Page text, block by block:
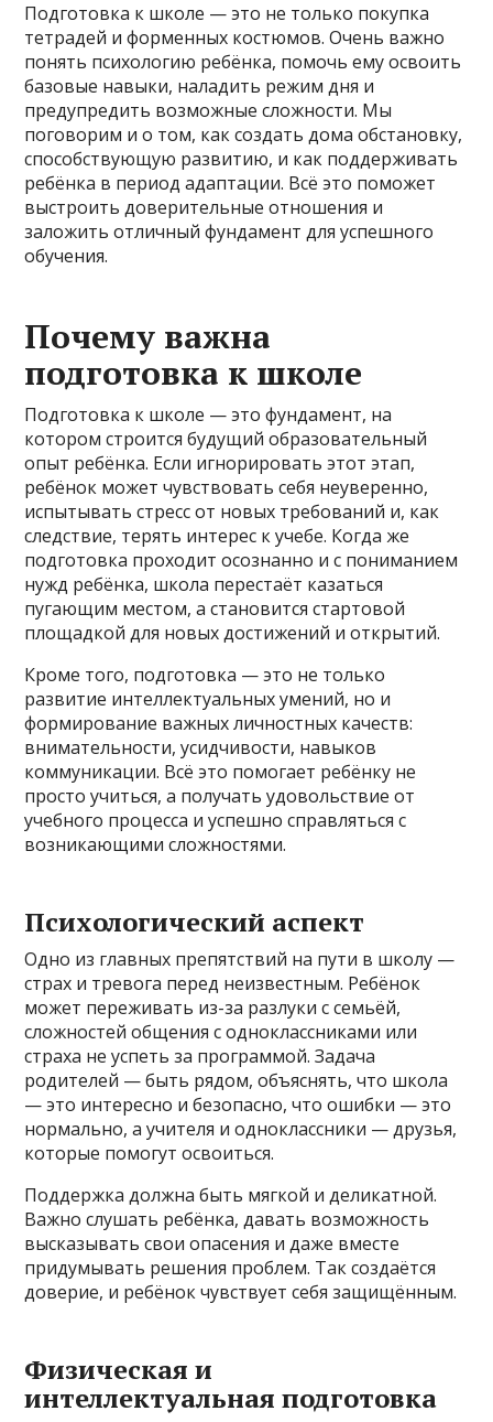
Подготовка к школе — это не только покупка
тетрадей и форменных костюмов. Очень важно
понять психологию ребёнка, помочь ему освоить
базовые навыки, наладить режим дня и
предупредить возможные сложности. Мы
поговорим и о том, как создать дома обстановку,
способствующую развитию, и как поддерживать
ребёнка в период адаптации. Всё это поможет
выстроить доверительные отношения и
заложить отличный фундамент для успешного
обучения.
Почему важна
подготовка к школе
Подготовка к школе — это фундамент, на
котором строится будущий образовательный
опыт ребёнка. Если игнорировать этот этап,
ребёнок может чувствовать себя неуверенно,
испытывать стресс от новых требований и, как
следствие, терять интерес к учебе. Когда же
подготовка проходит осознанно и с пониманием
нужд ребёнка, школа перестаёт казаться
пугающим местом, а становится стартовой
площадкой для новых достижений и открытий.
Кроме того, подготовка — это не только
развитие интеллектуальных умений, но и
формирование важных личностных качеств:
внимательности, усидчивости, навыков
коммуникации. Всё это помогает ребёнку не
просто учиться, а получать удовольствие от
учебного процесса и успешно справляться с
возникающими сложностями.
Психологический аспект
Одно из главных препятствий на пути в школу —
страх и тревога перед неизвестным. Ребёнок
может переживать из-за разлуки с семьёй,
сложностей общения с одноклассниками или
страха не успеть за программой. Задача
родителей — быть рядом, объяснять, что школа
— это интересно и безопасно, что ошибки — это
нормально, а учителя и одноклассники — друзья,
которые помогут освоиться.
Поддержка должна быть мягкой и деликатной.
Важно слушать ребёнка, давать возможность
высказывать свои опасения и даже вместе
придумывать решения проблем. Так создаётся
доверие, и ребёнок чувствует себя защищённым.
Физическая и
интеллектуальная подготовка